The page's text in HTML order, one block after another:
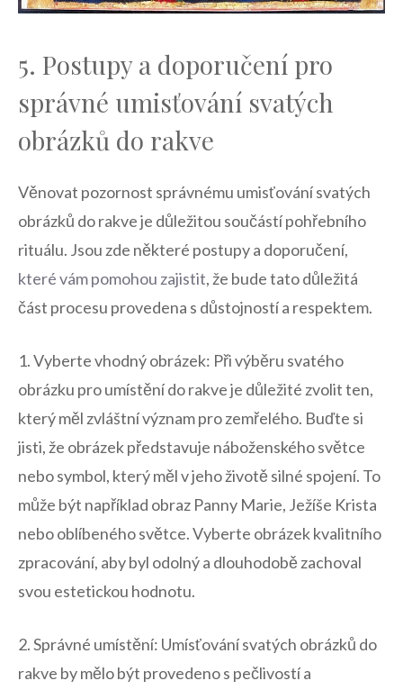
5. Postupy a doporučení pro
správné umisťování svatých
obrázků do rakve
Věnovat​ pozornost správnému umisťování svatých
obrázků do rakve je důležitou součástí pohřebního
rituálu. Jsou zde některé postupy a⁣ doporučení,
které vám pomohou zajistit, že bude tato​ důležitá
část procesu provedena ⁣s ⁢důstojností a respektem.
1. Vyberte vhodný obrázek: Při výběru svatého
obrázku pro umístění do rakve je důležité zvolit ten,
který ‍měl zvláštní význam‌ pro ‍zemřelého. Buďte si
jisti,‌ že obrázek představuje náboženského světce
nebo symbol, který měl⁣ v jeho životě silné spojení. ⁤To
může být například obraz‌ Panny‌ Marie, Ježíše Krista
nebo oblíbeného světce. Vyberte⁢ obrázek ⁢kvalitního
zpracování, ⁣aby byl odolný⁣ a dlouhodobě zachoval
svou ⁣estetickou ​hodnotu.
2. ‌Správné umístění: Umísťování​ svatých obrázků do
rakve by mělo být provedeno s pečlivostí a